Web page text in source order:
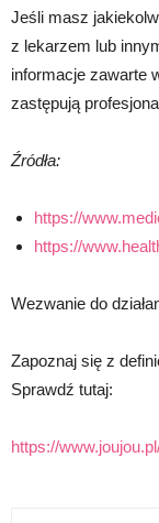
Jeśli masz
z lekarzem lub
informacje zawarte
zastępują
Źródła:
https://
https://
Wezwanie do
Zapoznaj się z
Sprawdź tutaj:
https://